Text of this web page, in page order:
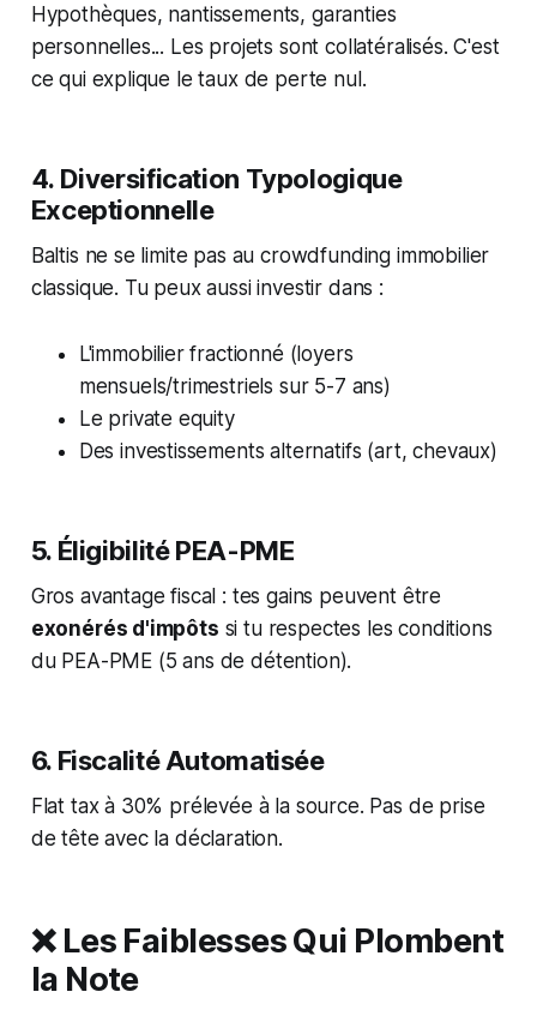
Hypothèques, nantissements, garanties
personnelles... Les projets sont collatéralisés. C'est
ce qui explique le taux de perte nul.
4. Diversification Typologique
Exceptionnelle
Baltis ne se limite pas au crowdfunding immobilier
classique. Tu peux aussi investir dans :
L'immobilier fractionné (loyers
mensuels/trimestriels sur 5-7 ans)
Le private equity
Des investissements alternatifs (art, chevaux)
5. Éligibilité PEA-PME
Gros avantage fiscal : tes gains peuvent être
exonérés d'impôts si tu respectes les conditions
du PEA-PME (5 ans de détention).
6. Fiscalité Automatisée
Flat tax à 30% prélevée à la source. Pas de prise
de tête avec la déclaration.
❌ Les Faiblesses Qui Plombent
la Note